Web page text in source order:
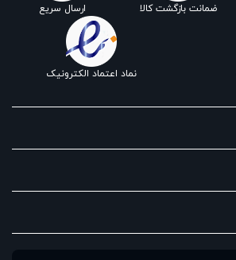
ضمانت بازگشت کالا ارسال سریع
نماد اعتماد الکترونیک